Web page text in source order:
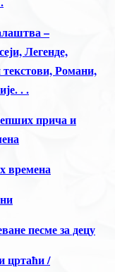
–
Легенде,
Романи,
. .
прича и
времена
песме за децу
/